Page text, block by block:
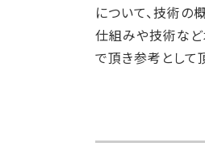
について、技術の
仕組みや技術な
で頂き参考として